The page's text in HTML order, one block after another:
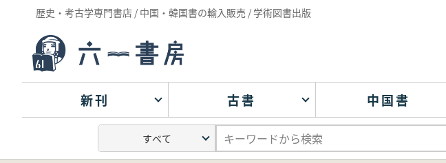
歴史・考古学専門書店 / 中国・韓国書の輸入販売 / 学術図書出版
新刊 古書 中国書